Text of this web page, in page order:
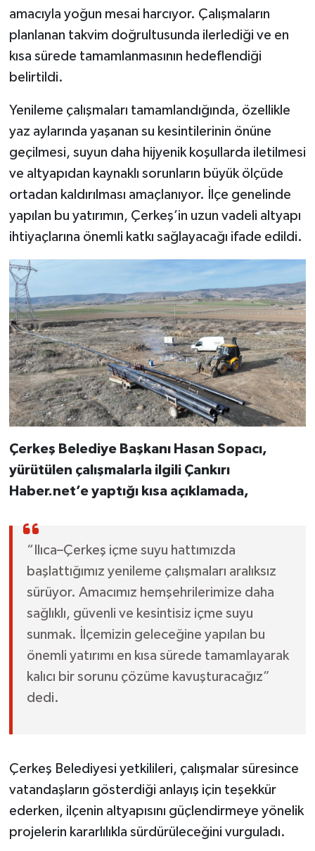
amacıyla yoğun mesai harcıyor. Çalışmaların
planlanan takvim doğrultusunda ilerlediği ve en
kısa sürede tamamlanmasının hedeflendiği
belirtildi.
Yenileme çalışmaları tamamlandığında, özellikle
yaz aylarında yaşanan su kesintilerinin önüne
geçilmesi, suyun daha hijyenik koşullarda iletilmesi
ve altyapıdan kaynaklı sorunların büyük ölçüde
ortadan kaldırılması amaçlanıyor. İlçe genelinde
yapılan bu yatırımın, Çerkeş’in uzun vadeli altyapı
ihtiyaçlarına önemli katkı sağlayacağı ifade edildi.
Çerkeş Belediye Başkanı Hasan Sopacı,
yürütülen çalışmalarla ilgili Çankırı
Haber.net’e yaptığı kısa açıklamada,
“Ilıca–Çerkeş içme suyu hattımızda
başlattığımız yenileme çalışmaları aralıksız
sürüyor. Amacımız hemşehrilerimize daha
sağlıklı, güvenli ve kesintisiz içme suyu
sunmak. İlçemizin geleceğine yapılan bu
önemli yatırımı en kısa sürede tamamlayarak
kalıcı bir sorunu çözüme kavuşturacağız”
dedi.
Çerkeş Belediyesi yetkilileri, çalışmalar süresince
vatandaşların gösterdiği anlayış için teşekkür
ederken, ilçenin altyapısını güçlendirmeye yönelik
projelerin kararlılıkla sürdürüleceğini vurguladı.